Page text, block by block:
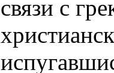
связи с